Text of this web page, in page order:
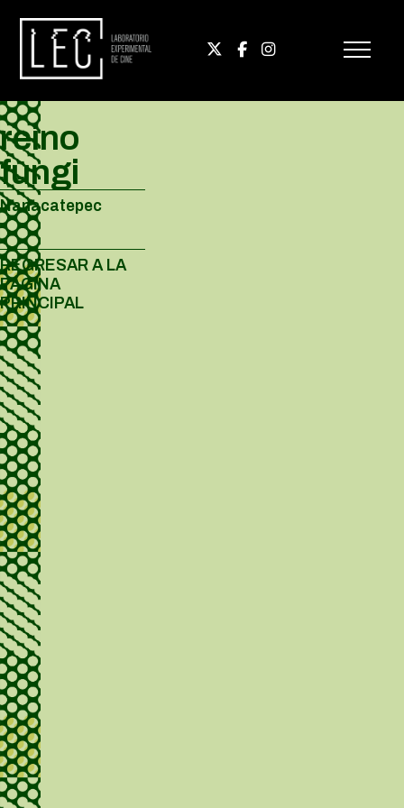
reino
fungi
Nanacatepec
REGRESAR A LA
PÁGINA
PRINCIPAL